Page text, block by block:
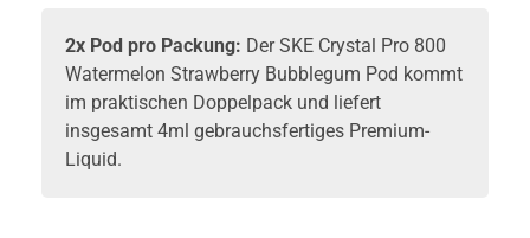
2x Pod pro Packung: Der SKE Crystal Pro 800
Watermelon Strawberry Bubblegum Pod kommt
im praktischen Doppelpack und liefert
insgesamt 4ml gebrauchsfertiges Premium-
Liquid.